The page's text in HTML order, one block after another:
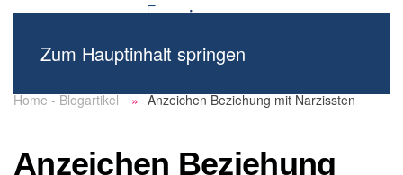
Zum Hauptinhalt springen
Home - Blogartikel Anzeichen Beziehung mit Narzissten
Anzeichen Beziehung